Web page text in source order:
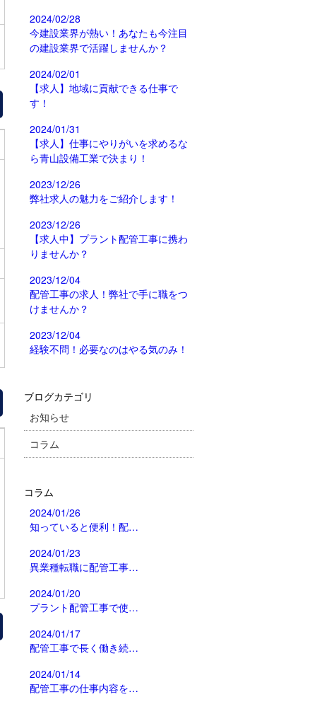
2024/02/28
今建設業界が熱い！あなたも今注目
の建設業界で活躍しませんか？
2024/02/01
【求人】地域に貢献できる仕事で
す！
2024/01/31
【求人】仕事にやりがいを求めるな
ら青山設備工業で決まり！
2023/12/26
弊社求人の魅力をご紹介します！
2023/12/26
【求人中】プラント配管工事に携わ
りませんか？
2023/12/04
配管工事の求人！弊社で手に職をつ
けませんか？
2023/12/04
経験不問！必要なのはやる気のみ！
ブログカテゴリ
お知らせ
コラム
コラム
2024/01/26
知っていると便利！配…
2024/01/23
異業種転職に配管工事…
2024/01/20
プラント配管工事で使…
2024/01/17
配管工事で長く働き続…
2024/01/14
配管工事の仕事内容を…